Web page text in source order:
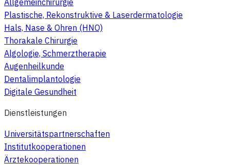
Allgemeinchirurgie
Plastische, Rekonstruktive & Laserdermatologie
Hals, Nase & Ohren (HNO)
Thorakale Chirurgie
Algologie, Schmerztherapie
Augenheilkunde
Dentalimplantologie
Digitale Gesundheit
Dienstleistungen
Universitätspartnerschaften
Institutkooperationen
Ärztekooperationen